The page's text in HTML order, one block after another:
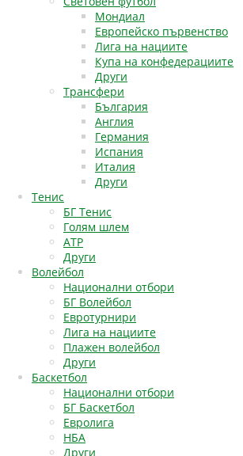
Мондиал
Европейско първенство
Лига на нациите
Купа на конфедерациите
Други
Трансфери
България
Англия
Германия
Испания
Италия
Други
Тенис
БГ Тенис
Голям шлем
АТР
Други
Волейбол
Национални отбори
БГ Волейбол
Евротурнири
Лига на нациите
Плажен волейбол
Други
Баскетбол
Национални отбори
БГ Баскетбол
Евролига
НБА
Други